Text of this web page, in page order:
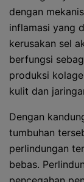
dengan
inflamasi yang
kerusakan sel
berfungsi
produksi
kulit dan
Dengan
tumbuhan
perlindungan
bebas.